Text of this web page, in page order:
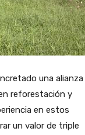
una
reforestación y
en estos
un valor de triple